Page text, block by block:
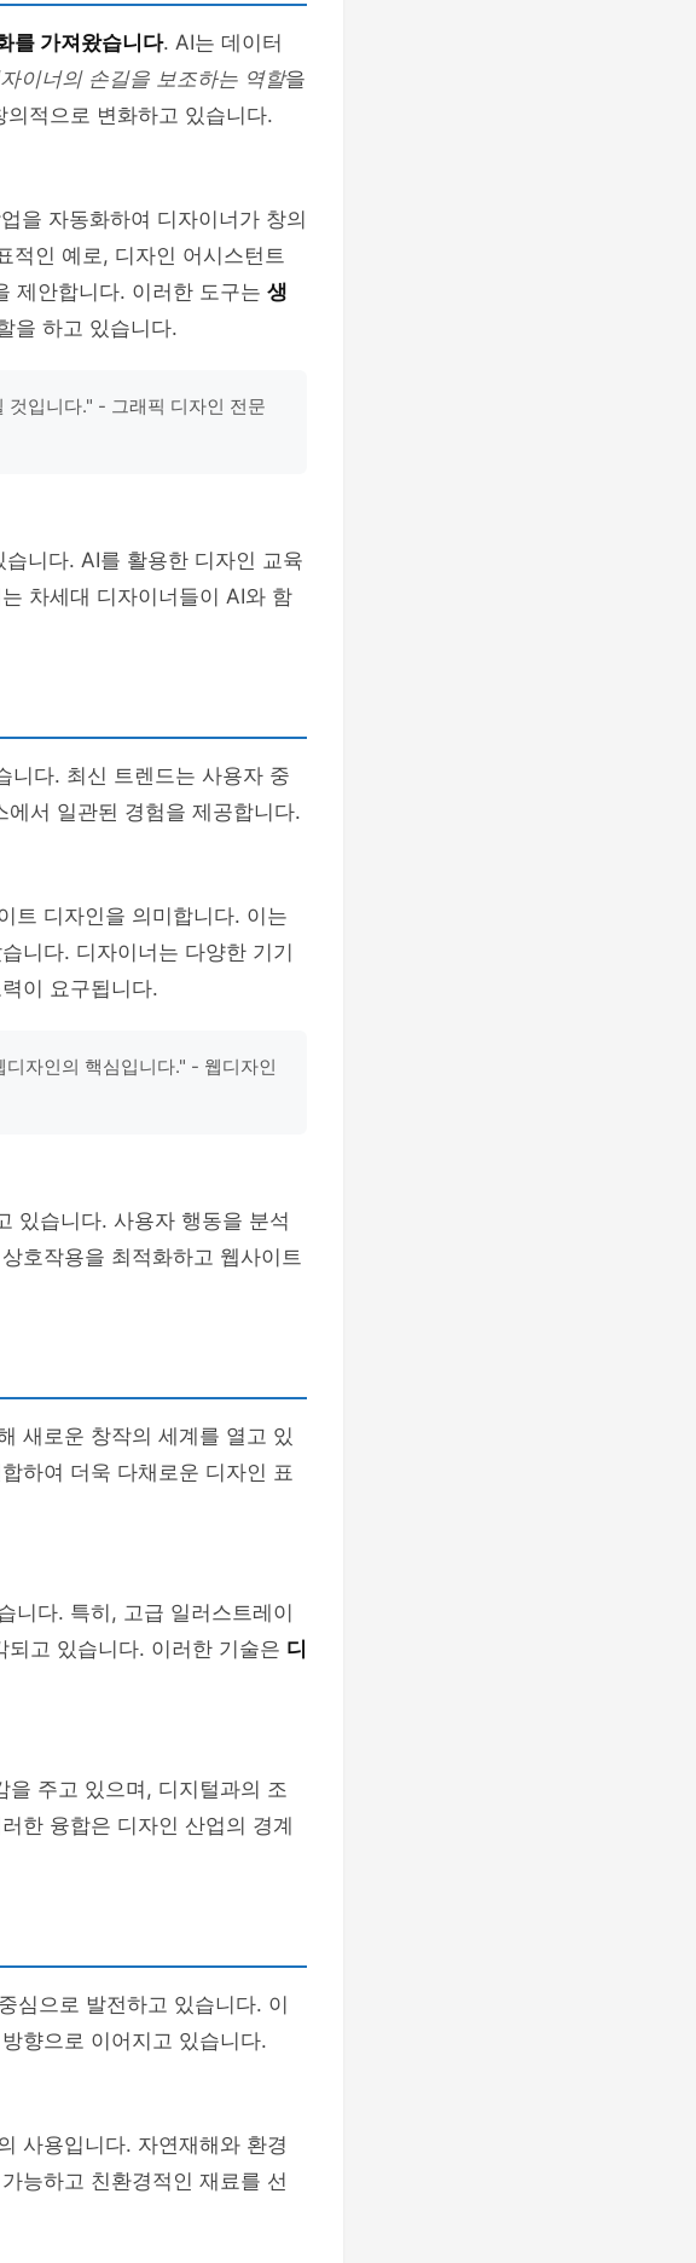
를 가져왔습니다. AI는 데이터
이너의 손길을 보조하는 역할을
적으로 변화하고 있습니다.
을 자동화하여 디자이너가 창의
적인 예로, 디자인 어시스턴트
제안합니다. 이러한 도구는 생
을 하고 있습니다.
것입니다." - 그래픽 디자인 전문
니다. AI를 활용한 디자인 교육
차세대 디자이너들이 AI와 함
니다. 최신 트렌드는 사용자 중
에서 일관된 경험을 제공합니다.
트 디자인을 의미합니다. 이는
니다. 디자이너는 다양한 기기
이 요구됩니다.
자인의 핵심입니다." - 웹디자인
있습니다. 사용자 행동을 분석
호작용을 최적화하고 웹사이트
새로운 창작의 세계를 열고 있
하여 더욱 다채로운 디자인 표
니다. 특히, 고급 일러스트레이
고 있습니다. 이러한 기술은 디
을 주고 있으며, 디지털과의 조
한 융합은 디자인 산업의 경계
심으로 발전하고 있습니다. 이
향으로 이어지고 있습니다.
사용입니다. 자연재해와 환경
능하고 친환경적인 재료를 선